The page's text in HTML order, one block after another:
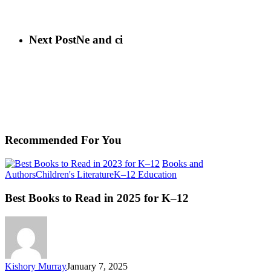
Next PostNe and ci
Recommended For You
Books and
AuthorsChildren's LiteratureK–12 Education
to
Best Books to Read in 2025 for K–12
Kishory MurrayJanuary 7, 2025